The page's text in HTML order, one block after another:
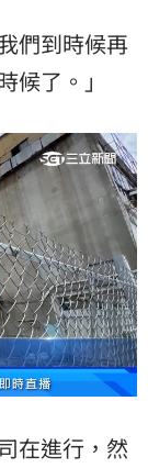
們到時候再
了。」
在進行，然